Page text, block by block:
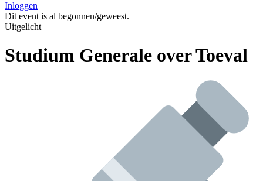
Inloggen
Dit event is al begonnen/geweest.
Uitgelicht
Studium Generale over Toeval